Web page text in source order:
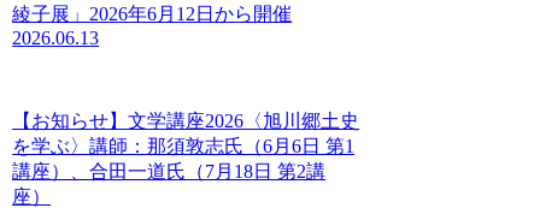
綾子展」2026年6月12日から開催
2026.06.13
【お知らせ】文学講座2026〈旭川郷土史
を学ぶ〉講師：那須敦志氏（6月6日 第1
講座）、合田一道氏（7月18日 第2講
座）